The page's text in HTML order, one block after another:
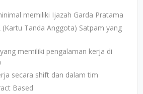
memiliki Ijazah Garda Pratama
(Kartu Tanda Anggota) Satpam yang
memiliki pengalaman kerja di
secara shift dan dalam tim
Based